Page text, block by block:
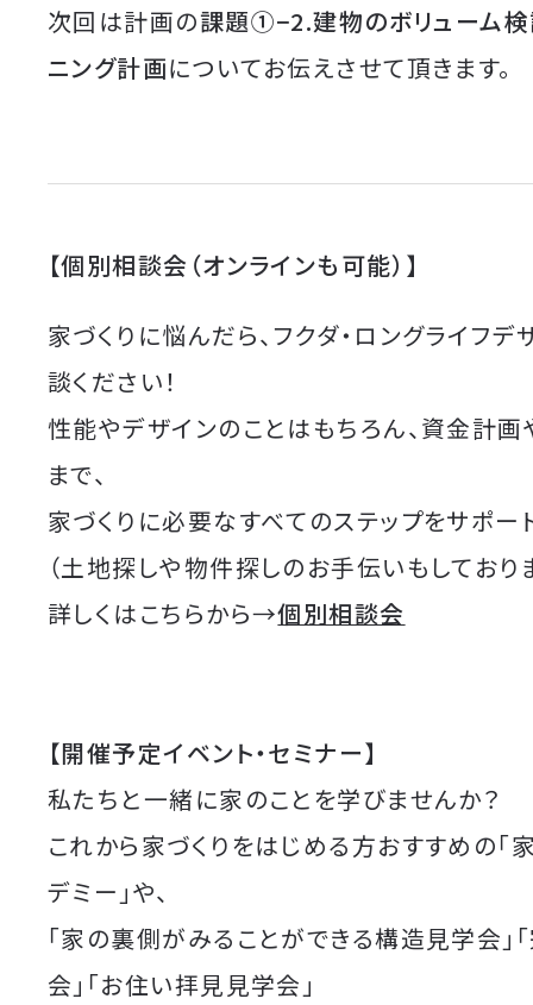
次回は計画の課題①−2.建物のボリューム
ニング計画についてお伝えさせて頂きます。
【個別相談会（オンラインも可能）】
家づくりに悩んだら、フクダ・ロングライフ
談ください！
性能やデザインのことはもちろん、資金計
まで、
家づくりに必要なすべてのステップをサポー
（土地探しや物件探しのお手伝いもしており
詳しくはこちらから→個別相談会
【開催予定イベント・セミナー】
私たちと一緒に家のことを学びませんか？
これから家づくりをはじめる方おすすめの「
デミー」や、
「家の裏側がみることができる構造見学会」
会」「お住い拝見見学会」